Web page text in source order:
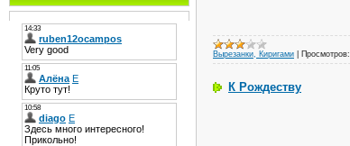
Вырезанки, Киригами Просмотров:
К Рождеству